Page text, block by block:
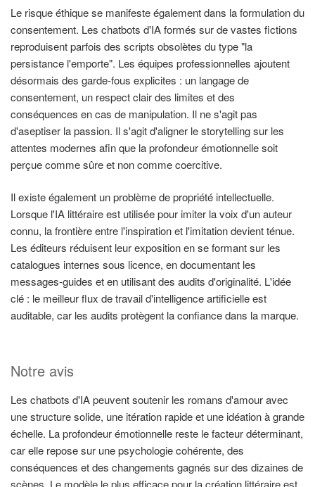
Le risque éthique se manifeste également dans la formulation du
consentement. Les chatbots d'IA formés sur de vastes fictions
reproduisent parfois des scripts obsolètes du type "la
persistance l'emporte". Les équipes professionnelles ajoutent
désormais des garde-fous explicites : un langage de
consentement, un respect clair des limites et des
conséquences en cas de manipulation. Il ne s'agit pas
d'aseptiser la passion. Il s'agit d'aligner le storytelling sur les
attentes modernes afin que la profondeur émotionnelle soit
perçue comme sûre et non comme coercitive.
Il existe également un problème de propriété intellectuelle.
Lorsque l'IA littéraire est utilisée pour imiter la voix d'un auteur
connu, la frontière entre l'inspiration et l'imitation devient ténue.
Les éditeurs réduisent leur exposition en se formant sur les
catalogues internes sous licence, en documentant les
messages-guides et en utilisant des audits d'originalité. L'idée
clé : le meilleur flux de travail d'intelligence artificielle est
auditable, car les audits protègent la confiance dans la marque.
Notre avis
Les chatbots d'IA peuvent soutenir les romans d'amour avec
une structure solide, une itération rapide et une idéation à grande
échelle. La profondeur émotionnelle reste le facteur déterminant,
car elle repose sur une psychologie cohérente, des
conséquences et des changements gagnés sur des dizaines de
scènes. Le modèle le plus efficace pour la création littéraire est